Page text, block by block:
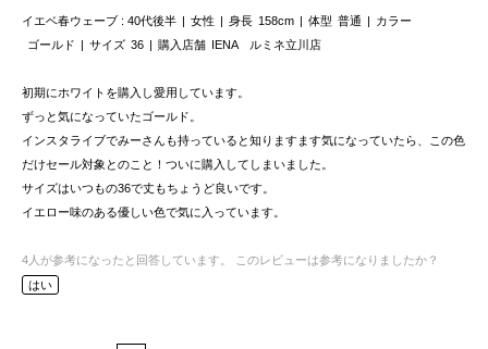
イエベ春ウェーブ 40代後半 女性 身長 158cm 体型 普通
カラー
ゴールド
サイズ 36 購入店舗 IENA ルミネ立川店
初期にホワイトを購入し愛用しています。
ずっと気になっていたゴールド。
インスタライブでみーさんも持っていると知りますます気になっていたら、この色
だけセール対象とのこと！ついに購入してしまいました。
サイズはいつもの36で丈もちょうど良いです。
イエロー味のある優しい色で気に入っています。
4 人が参考になったと回答しています。
このレビューは参考になりましたか？
はい